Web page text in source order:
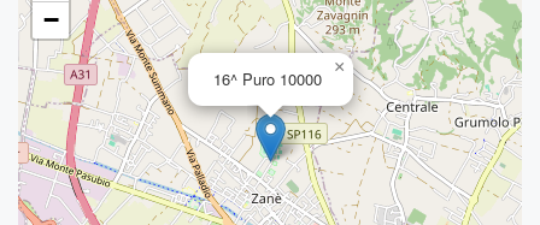
16^ Puro 10000
×
−